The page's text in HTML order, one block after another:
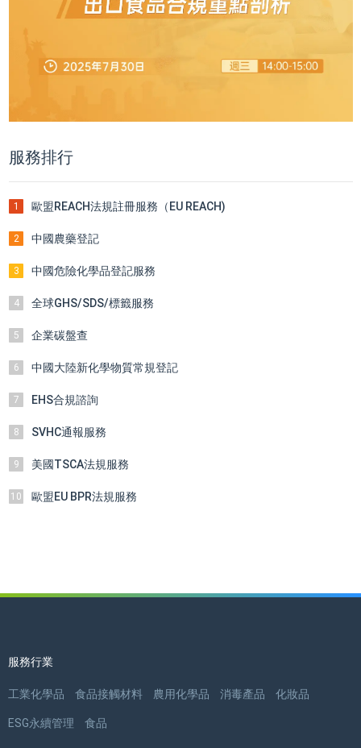
服務排行
1 歐盟REACH法規註冊服務（EU REACH)
2 中國農藥登記
3 中國危險化學品登記服務
4 全球GHS/SDS/標籤服務
5 企業碳盤查
6 中國大陸新化學物質常規登記
7 EHS合規諮詢
8 SVHC通報服務
9 美國TSCA法規服務
10 歐盟EU BPR法規服務
服務行業
工業化學品 食品接觸材料 農用化學品 消毒產品 化妝品
ESG永續管理 食品